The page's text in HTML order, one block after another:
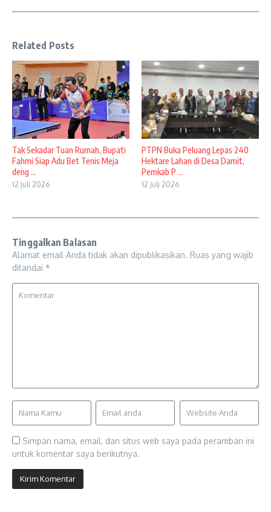
Related Posts
Tak Sekadar Tuan Rumah, Bupati
Fahmi Siap Adu Bet Tenis Meja
deng ...
12 Juli 2026
PTPN Buka Peluang Lepas 240
Hektare Lahan di Desa Damit,
Pemkab P ...
12 Juli 2026
Tinggalkan Balasan
Alamat email Anda tidak akan dipublikasikan. Ruas yang wajib
ditandai *
Simpan nama, email, dan situs web saya pada peramban ini
untuk komentar saya berikutnya.